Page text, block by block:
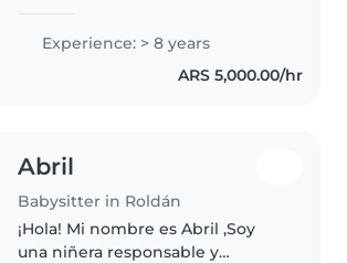
bebés hasta adolescentes. Soy
una persona responsable,
creativa y amigable, que disfruta..
Experience: > 8 years
ARS 5,000.00/hr
Abril
Babysitter in Roldán
¡Hola! Mi nombre es Abril ,Soy
una niñera responsable y